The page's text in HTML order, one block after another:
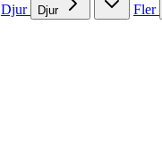
Djur Djur Fler